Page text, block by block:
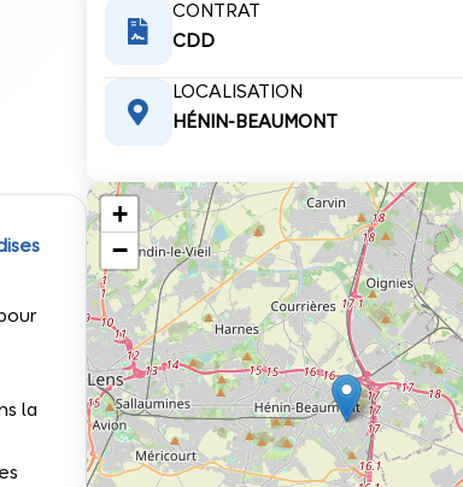
la

CONTRAT
CDD

LOCALISATION
HÉNIN-BEAUMONT
+
−